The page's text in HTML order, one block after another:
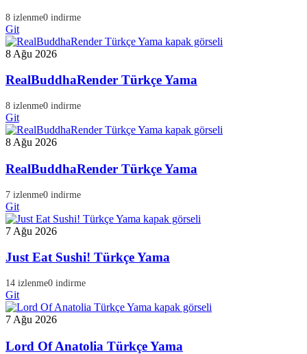
8 izlenme0 indirme
Git
8 Ağu 2026
RealBuddhaRender Türkçe Yama
8 izlenme0 indirme
Git
8 Ağu 2026
RealBuddhaRender Türkçe Yama
7 izlenme0 indirme
Git
7 Ağu 2026
Just Eat Sushi! Türkçe Yama
14 izlenme0 indirme
Git
7 Ağu 2026
Lord Of Anatolia Türkçe Yama